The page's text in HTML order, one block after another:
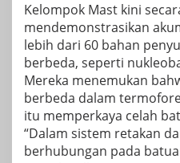
Kelompok Mast kini
mendemonstrasikan
lebih dari 60 bahan
berbeda, seperti
Mereka menemukan
berbeda dalam
itu memperkaya celah
“Dalam sistem retakan
berhubungan pada